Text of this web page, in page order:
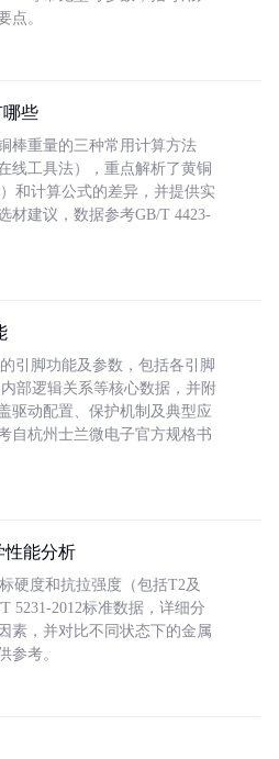
点。
些
棒重量的三种常用计算方法
线工具法），重点解析了黄铜
和计算公式的差异，并提供实
材建议，数据参考GB/T 4423-
引脚功能及参数，包括各引脚
部逻辑关系等核心数据，并附
驱动配置、保护机制及典型应
自杭州士兰微电子官方规格书
性能分析
硬度和抗拉强度（包括T2及
5231-2012标准数据，详细分
素，并对比不同状态下的金属
参考。